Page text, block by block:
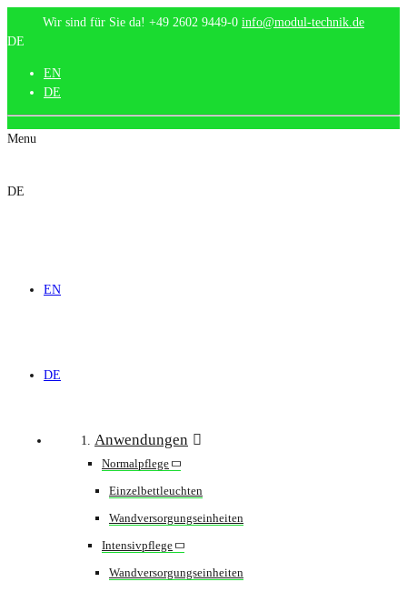
Wir sind für Sie da! +49 2602 9449-0 info@modul-technik.de
DE
EN
DE
Menu
DE
EN
DE
Anwendungen
Normalpflege
Einzelbettleuchten
Wandversorgungseinheiten
Intensivpflege
Wandversorgungseinheiten